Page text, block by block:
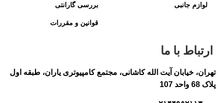
لوازم جانبی بررسی گارانتی
قوانین و مقررات
ارتباط با ما
تهران، خیابان آیت الله کاشانی، مجتمع کامپیوتری یاران، طبقه اول
پلاک 68 واحد 107